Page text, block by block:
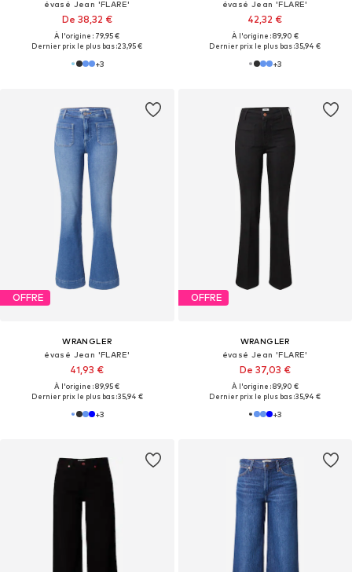
évasé Jean 'FLARE'
De 38,32 €
À l'origine : 79,95 €
Dernier prix le plus bas :23,95 €
+3
évasé Jean 'FLARE'
42,32 €
À l'origine : 89,90 €
Dernier prix le plus bas :35,94 €
+3
OFFRE
WRANGLER
évasé Jean 'FLARE'
41,93 €
À l'origine : 89,95 €
Dernier prix le plus bas :35,94 €
+3
OFFRE
WRANGLER
évasé Jean 'FLARE'
De 37,03 €
À l'origine : 89,90 €
Dernier prix le plus bas :35,94 €
+3